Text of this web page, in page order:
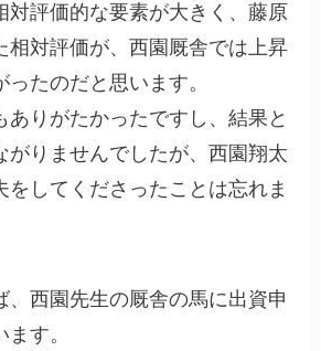
対評価的な要素が大きく、藤原
相対評価が、西園厩舎では上昇
ったのだと思います。
ありがたかったですし、結果と
がりませんでしたが、西園翔太
をしてくださったことは忘れま
、西園先生の厩舎の馬に出資申
す。